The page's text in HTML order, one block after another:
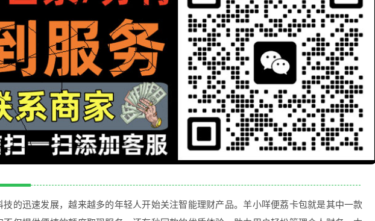
技的迅速发展，越来越多的年轻人开始关注智能理财产品。羊小咩便荔卡包就是其中一款